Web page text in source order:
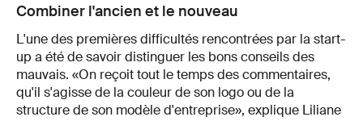
Combiner l'ancien et le nouveau
L'une des premières difficultés rencontrées par la start-
up a été de savoir distinguer les bons conseils des
mauvais. «On reçoit tout le temps des commentaires,
qu'il s'agisse de la couleur de son logo ou de la
structure de son modèle d'entreprise», explique Liliane